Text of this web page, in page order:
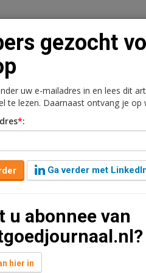
Vacaturebank Contact
Body Shop
zoek naar kopers voor het
van het Britse Sky News.
gezocht
uw e-mailadres in en lees dit
te lezen. Daarnaast ontvang je op
*:
Ga verder met
u abonnee van
hier in